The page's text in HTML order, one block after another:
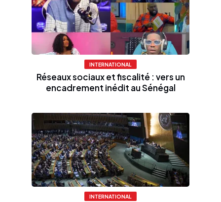
INTERNATIONAL
Réseaux sociaux et fiscalité : vers un
encadrement inédit au Sénégal
INTERNATIONAL